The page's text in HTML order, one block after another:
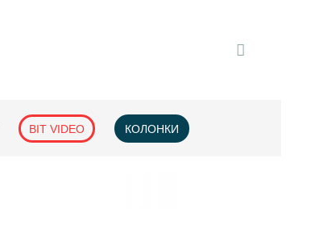
BIT VIDEO КОЛОНКИ